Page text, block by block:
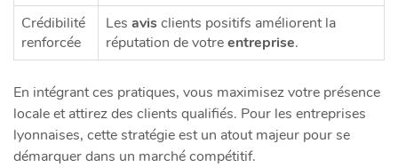
Crédibilité
renforcée
Les avisclients positifs améliorent la
réputation de votreentreprise.
En intégrant ces pratiques, vous maximisez votre présence
locale et attirez des clients qualifiés. Pour les entreprises
lyonnaises, cette stratégie est un atout majeur pour se
démarquer dans un marché compétitif.